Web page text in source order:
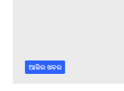
ଆଜିର ଖବର